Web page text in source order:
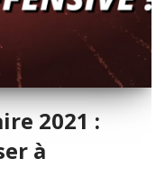
2021 :
à